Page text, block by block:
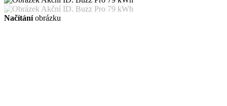
Načítáníobrázku